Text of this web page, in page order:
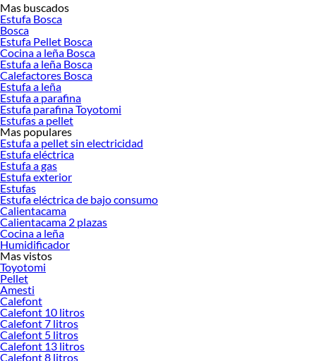
Desde remodelaciones hasta proyectos de decoración, estamos aquí para hacer
tus ideas realidad. ¡Visítanos y encuentra todo lo que tenemos para ofrecerte en
Estufas Convector!
Explora la variedad de productos de Estufas Convector en Sodimac
Herramientas, materiales y accesorios de calidad para tus proyectos y
renovación de espacios. ¡Visítanos y descubre todo lo que tenemos para
ofrecerte!
Encuentra una amplia variedad de productos de Estufas Convector en Sodimac.
Encuentra todo lo necesario para tus proyectos de renovación y decoración.
¡Visítanos y haz tus ideas realidad!
Mas buscados
Estufa Bosca
Bosca
Estufa Pellet Bosca
Cocina a leña Bosca
Estufa a leña Bosca
Calefactores Bosca
Estufa a leña
Estufa a parafina
Estufa parafina Toyotomi
Estufas a pellet
Mas populares
Estufa a pellet sin electricidad
Estufa eléctrica
Estufa a gas
Estufa exterior
Estufas
Estufa eléctrica de bajo consumo
Calientacama
Calientacama 2 plazas
Cocina a leña
Humidificador
Mas vistos
Toyotomi
Pellet
Amesti
Calefont
Calefont 10 litros
Calefont 7 litros
Calefont 5 litros
Calefont 13 litros
Calefont 8 litros